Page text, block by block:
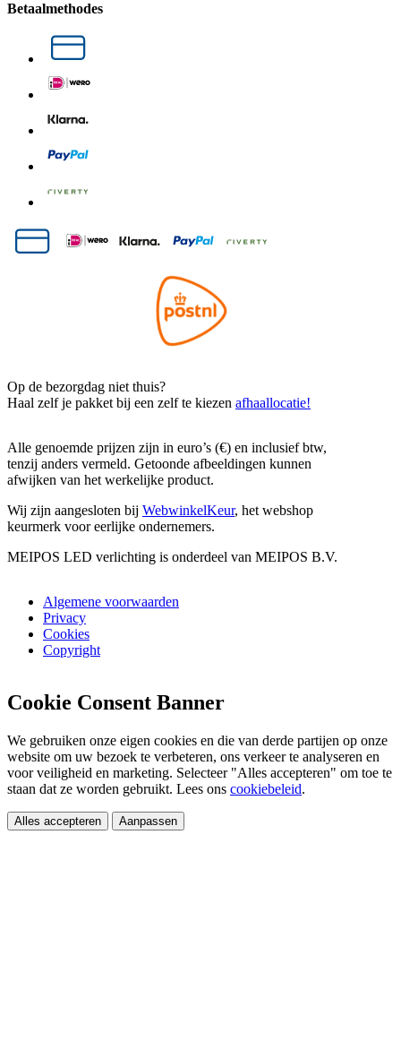
Betaalmethodes
Op de bezorgdag niet thuis?
Haal zelf je pakket bij een zelf te kiezen afhaallocatie!
Alle genoemde prijzen zijn in euro’s (€) en inclusief btw,
tenzij anders vermeld. Getoonde afbeeldingen kunnen
afwijken van het werkelijke product.
Wij zijn aangesloten bij WebwinkelKeur, het webshop
keurmerk voor eerlijke ondernemers.
MEIPOS LED verlichting is onderdeel van MEIPOS B.V.
Algemene voorwaarden
Privacy
Cookies
Copyright
Cookie Consent Banner
We gebruiken onze eigen cookies en die van derde partijen op onze
website om uw bezoek te verbeteren, ons verkeer te analyseren en
voor veiligheid en marketing. Selecteer "Alles accepteren" om toe te
staan dat ze worden gebruikt. Lees ons cookiebeleid.
Alles accepteren Aanpassen